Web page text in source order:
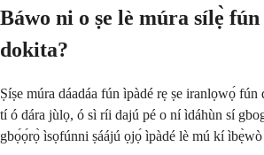
Báwo ni o ṣe lè múra sílẹ̀
dokita?
Ṣíṣe múra dáadáa fún ìpàdé rẹ ṣe iranlọwọ́
tí ó dára jùlọ, ó sì ríi dajú pé o ní ìdáhùn sí
gbọ́ọ́rọ̀ ìsọfúnni ṣáájú ọjọ́ ìpàdé lè mú kí ìbẹ̀wò